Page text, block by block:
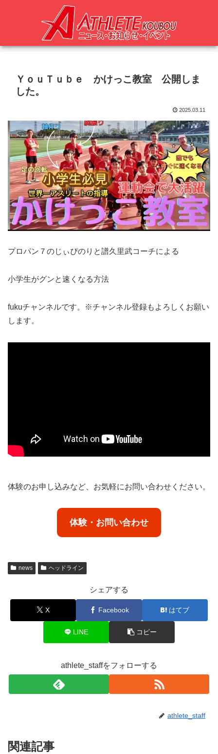
ＹｏｕＴｕｂｅ かけっこ教室 公開しま
した。
2025.03.11
プロパン７のじぃぴのりと譜久里武コーチによる
小学生がグンと速くなる方法
fukuチャンネルです。※チャンネル登録もよろしくお願い
します。
体験のお申し込みなど、お気軽にお問い合わせください。
体験・お問い合わせ
news ヘッドライン
シェアする
X Facebook はてブ
LINE コピー
athlete_staffをフォローする
athlete_staff
関連記事